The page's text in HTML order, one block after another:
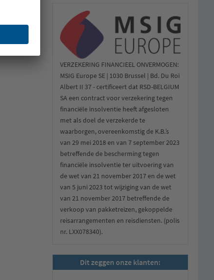
VERZEKERING FINANCIEEL ONVERMOGEN:
MSIG Europe SE | 1030 Brussel | Bd. Du Roi
Albert II 37 - certificeert dat RSD-BELGIUM
SA een contract voor verzekering tegen
financiële insolventie heeft afgesloten
met als doel de verzekerde te
waarborgen, overeenkomstig de K.B.’s
van 29 mei 2018 en van 7 september 2023
betreffende de bescherming tegen
financiële insolventie ter uitvoering van
de wet van 21 november 2017 en de wet
van 5 juni 2023 tot wijziging van de wet
van 21 november 2017 betreffende de
verkoop van pakketreizen, gekoppelde
reisarrangementen en reisdiensten. (polis
nr. LXX078340).
Dit zeggen onze klanten: